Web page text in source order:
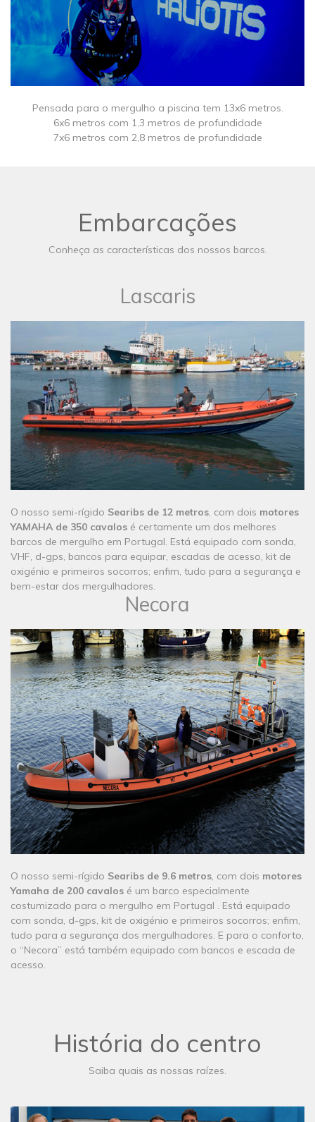
Pensada para o mergulho a piscina tem 13x6 metros.
6x6 metros com 1,3 metros de profundidade
7x6 metros com 2,8 metros de profundidade
Embarcações
Conheça as características dos nossos barcos.
Lascaris
​O nosso semi-rígido Searibs de 12 metros, com dois motores
YAMAHA de 350 cavalos é certamente um dos melhores
barcos de mergulho em Portugal. Está equipado com sonda,
VHF, d-gps, bancos para equipar, escadas de acesso, kit de
oxigénio e primeiros socorros; enfim, tudo para a segurança e
bem-estar dos mergulhadores. ​
Necora
​​​​​​​​​O nosso semi-rígido Searibs de 9.6 metros, com dois motores
Yamaha de 200 cavalos é um barco especialmente
costumizado para o mergulho em Portugal . Está equipado
com sonda, d-gps, kit de oxigénio e primeiros socorros; enfim,
tudo para a segurança dos mergulhadores. E para o conforto,
o “Necora” está também equipado com bancos e escada de
acesso.
História do centro
Saiba quais as nossas raízes.